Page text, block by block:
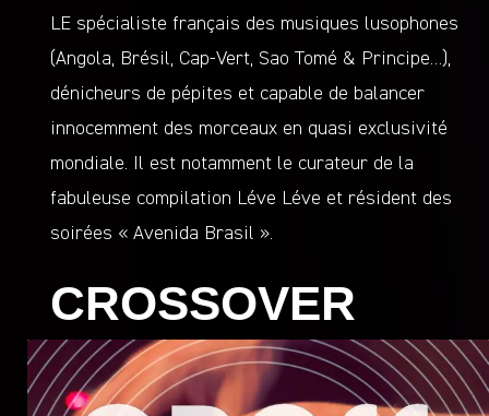
LE spécialiste français des musiques lusophones
(Angola, Brésil, Cap-Vert, Sao Tomé & Principe…),
dénicheurs de pépites et capable de balancer
innocemment des morceaux en quasi exclusivité
mondiale. Il est notamment le curateur de la
fabuleuse compilation Léve Léve et résident des
soirées « Avenida Brasil ».
CROSSOVER